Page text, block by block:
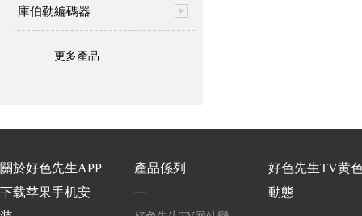
庫伯勒編碼器
更多產品
關於好色先生APP
下载苹果手机安
產品係列
好色先生TV黄
動態